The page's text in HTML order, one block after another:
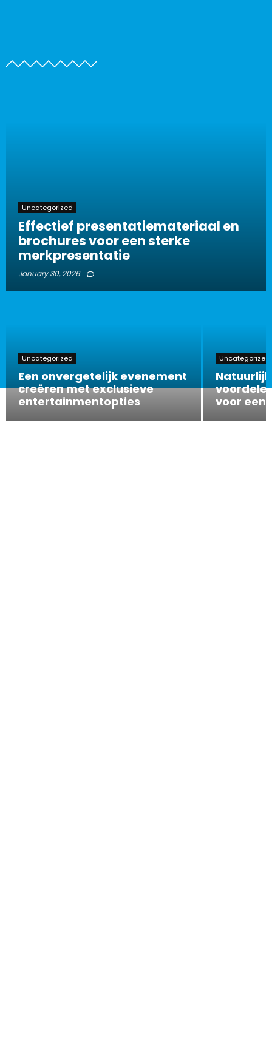
Uncategorized
Effectief presentatiemateriaal en
brochures voor een sterke
merkpresentatie
January 30, 2026
Uncategorized
Een onvergetelijk evenement
creëren met exclusieve
entertainmentopties
Uncategorized
voor een